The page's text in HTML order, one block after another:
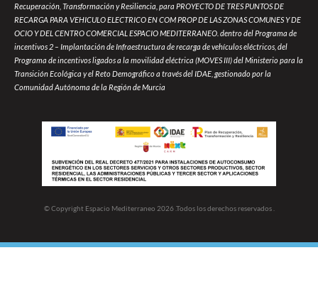
Recuperación, Transformación y Resiliencia, para PROYECTO DE TRES PUNTOS DE
RECARGA PARA VEHICULO ELECTRICO EN COM PROP DE LAS ZONAS COMUNES Y DE
OCIO Y DEL CENTRO COMERCIAL ESPACIO MEDITERRANEO. dentro del Programa de
incentivos 2 – Implantación de Infraestructura de recarga de vehículos eléctricos, del
Programa de incentivos ligados a la movilidad eléctrica (MOVES III) del Ministerio para la
Transición Ecológica y el Reto Demográfico a través del IDAE, gestionado por la
Comunidad Autónoma de la Región de Murcia
© Copyright Espacio Mediterraneo 2026 .Todos los derechos reservados .